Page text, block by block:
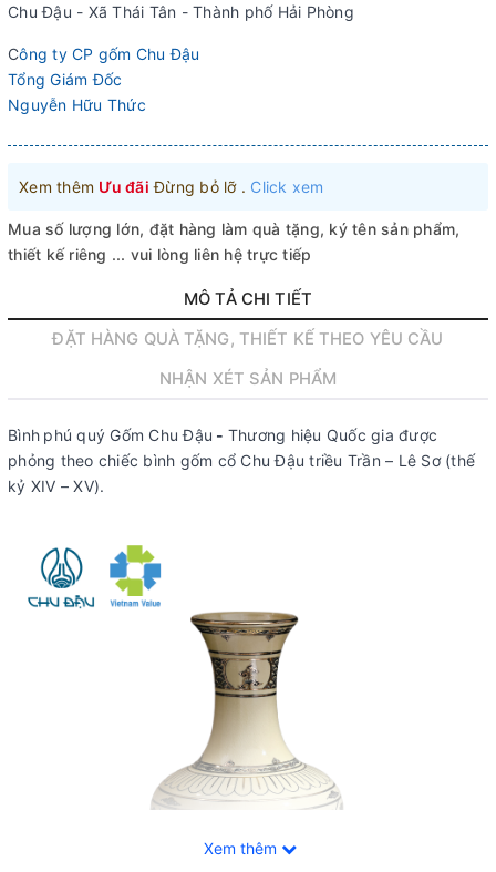
Chu Đậu - Xã Thái Tân - Thành phố Hải Phòng
Công ty CP gốm Chu Đậu
Tổng Giám Đốc
Nguyễn Hữu Thức
Xem thêm Ưu đãi Đừng bỏ lỡ . Click xem
Mua số lượng lớn, đặt hàng làm quà tặng, ký tên sản phẩm,
thiết kế riêng ... vui lòng liên hệ trực tiếp
MÔ TẢ CHI TIẾT
ĐẶT HÀNG QUÀ TẶNG, THIẾT KẾ THEO YÊU CẦU
NHẬN XÉT SẢN PHẨM
Bình phú quý Gốm Chu Đậu - Thương hiệu Quốc gia được
phỏng theo chiếc bình gốm cổ Chu Đậu triều Trần – Lê Sơ (thế
kỷ XIV – XV).
Xem thêm